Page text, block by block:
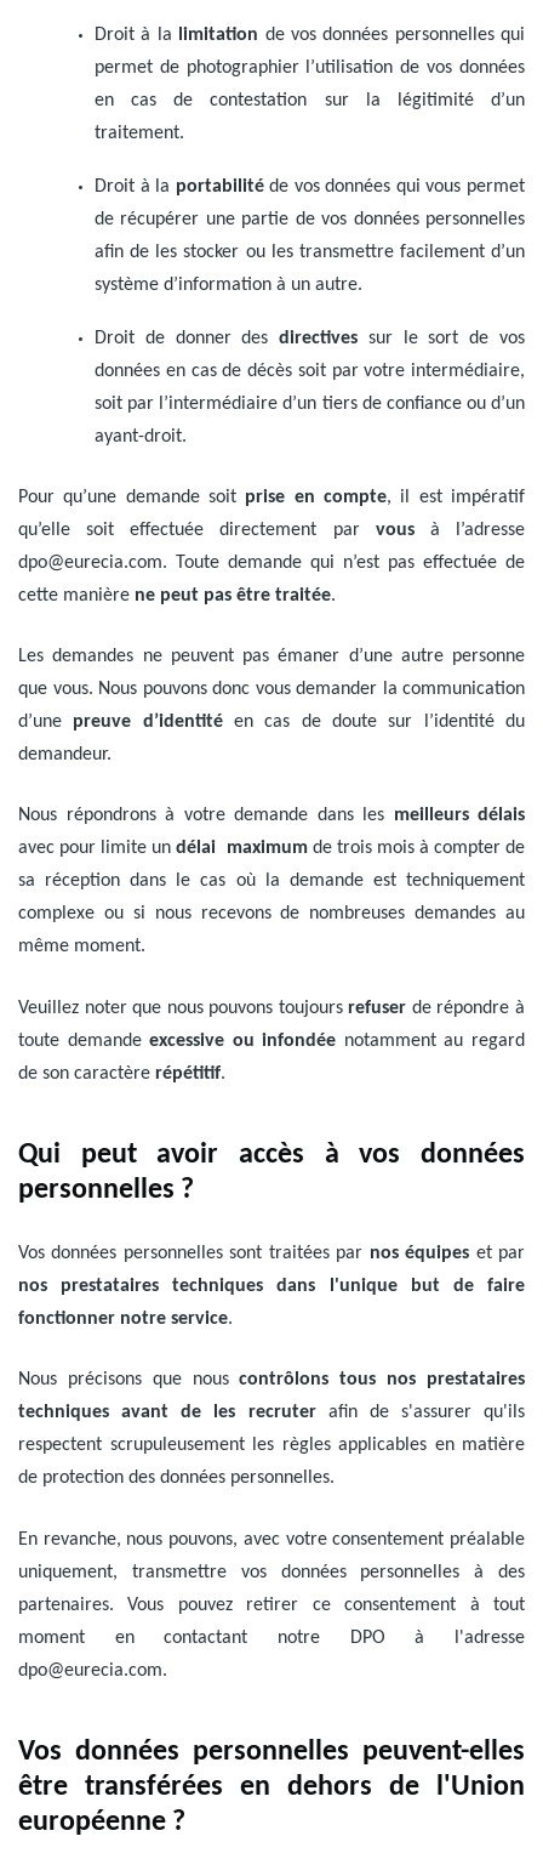
Droit à la limitation de vos données personnelles qui
permet de photographier l’utilisation de vos données
en cas de contestation sur la légitimité d’un
traitement.
Droit à la portabilitéde vos données qui vous permet
de récupérer une partie de vos données personnelles
afin de les stocker ou les transmettre facilement d’un
système d’information à un autre.
Droit de donner desdirectives sur le sort de vos
données en cas de décès soit par votre intermédiaire,
soit par l’intermédiaire d’un tiers de confiance ou d’un
ayant-droit.
Pour qu’une demande soit prise en compte, il est impératif
qu’elle soit effectuée directement par vousà l’adresse
dpo@eurecia.com. Toute demande qui n’est pas effectuée de
cette manière ne peut pas être traitée.
Les demandes ne peuvent pas émaner d’une autre personne
que vous. Nous pouvons donc vous demander la communication
d’une preuve d’identitéen cas de doute sur l’identité du
demandeur.
Nous répondrons à votre demande dans les meilleurs délais
avec pour limite undélai maximumde trois mois à compter de
sa réception dans le cas où la demande est techniquement
complexe ou si nous recevons de nombreuses demandes au
même moment.
Veuillez noter que nous pouvons toujoursrefuser de répondre à
toute demandeexcessive ou infondée notamment au regard
de son caractère répétitif.
Qui peut avoir accès à vos données
personnelles ?
Vos données personnelles sont traitées par nos équipes et par
nos prestataires techniques dans l'unique but de faire
fonctionner notre service.
Nous précisons que nouscontrôlons tous nos prestataires
techniques avant de les recruterafin de s'assurer qu'ils
respectent scrupuleusement les règles applicables en matière
de protection des données personnelles.
En revanche, nous pouvons, avec votre consentement préalable
uniquement, transmettre vos données personnelles à des
partenaires. Vous pouvez retirer ce consentement à tout
moment en contactant notre DPO à l'adresse
dpo@eurecia.com.
Vos données personnelles peuvent-elles
être transférées en dehors de l'Union
européenne ?